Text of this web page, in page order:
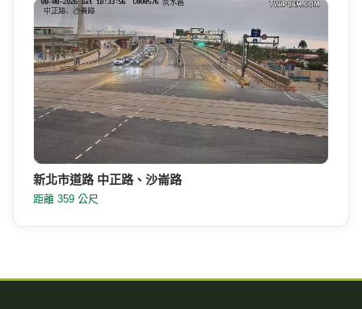
新北市道路 中正路、沙崙路
距離 359 公尺